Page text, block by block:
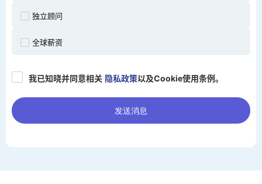
独立顾问
全球薪资
我已知晓并同意相关 隐私政策以及Cookie使用条例。